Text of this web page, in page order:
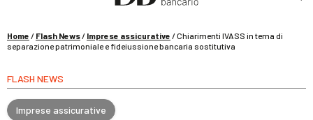
Pignoramento presso terzi e ruolo della banca
Home / Flash News/ Imprese assicurative /Chiarimenti IVASS in tema di
separazione patrimoniale e fideiussione bancaria sostitutiva
FLASH NEWS
Imprese assicurative